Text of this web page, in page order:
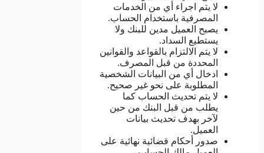
لا يتم اجراء أي من الخدمات
المصرفية باستخدام الحساب.
يصبح العميل مدين للبنك ولا
يستطيع السداد.
لا يتم الالتزام بالقواعد والقوانين
المحددة من قبل المصرف.
ادخال أي من البيانات الشخصية
المطلوبة على نحو غير صحيح.
لا يتم تحديث الحساب كما
يطلب من قبل البنك من حين
لآخر بهدف تحديث بيانات
العميل.
صدور أحكام قضائية نهائية على